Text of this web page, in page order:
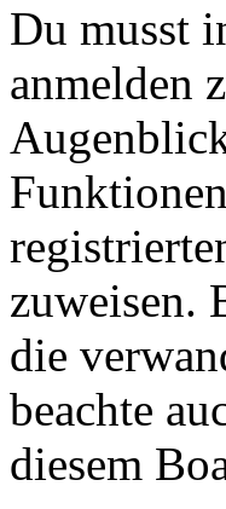
Du musst
anmelden
zuweisen.
die
beachte
diesem